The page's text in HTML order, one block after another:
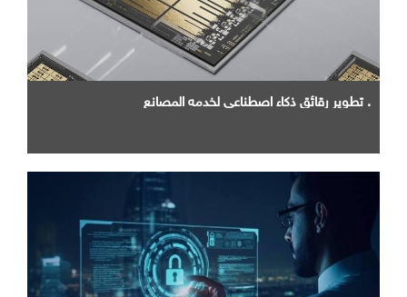
. تطوير رقائق ذكاء اصطناعي لخدمه المصانع